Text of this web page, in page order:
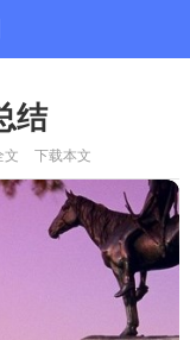
结
文 下载本文